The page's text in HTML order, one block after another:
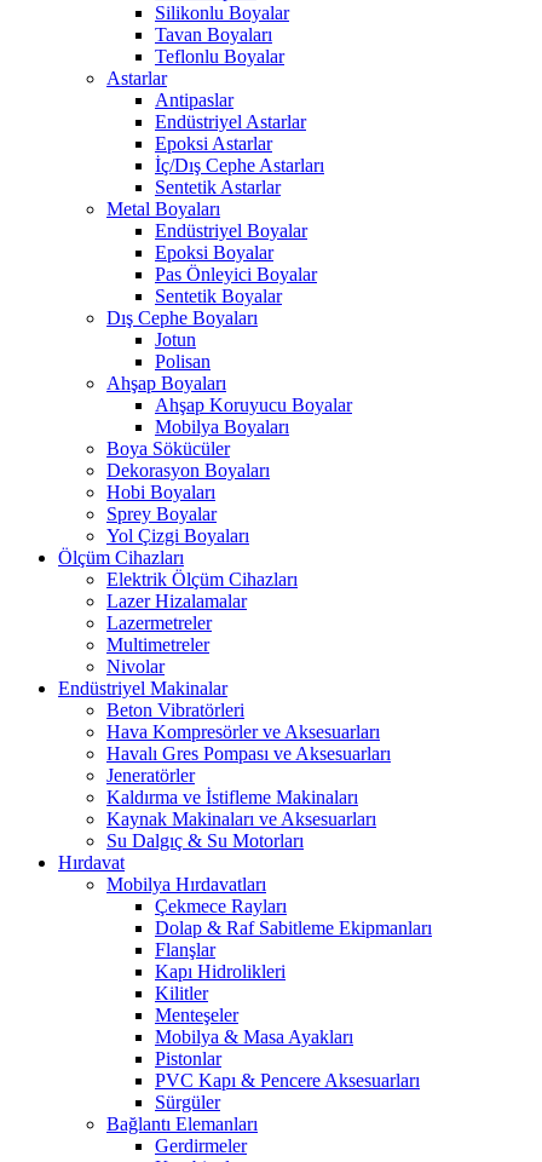
Silikonlu Boyalar
Tavan Boyaları
Teflonlu Boyalar
Astarlar
Antipaslar
Endüstriyel Astarlar
Epoksi Astarlar
İç/Dış Cephe Astarları
Sentetik Astarlar
Metal Boyaları
Endüstriyel Boyalar
Epoksi Boyalar
Pas Önleyici Boyalar
Sentetik Boyalar
Dış Cephe Boyaları
Jotun
Polisan
Ahşap Boyaları
Ahşap Koruyucu Boyalar
Mobilya Boyaları
Boya Sökücüler
Dekorasyon Boyaları
Hobi Boyaları
Sprey Boyalar
Yol Çizgi Boyaları
Ölçüm Cihazları
Elektrik Ölçüm Cihazları
Lazer Hizalamalar
Lazermetreler
Multimetreler
Nivolar
Endüstriyel Makinalar
Beton Vibratörleri
Hava Kompresörler ve Aksesuarları
Havalı Gres Pompası ve Aksesuarları
Jeneratörler
Kaldırma ve İstifleme Makinaları
Kaynak Makinaları ve Aksesuarları
Su Dalgıç & Su Motorları
Hırdavat
Mobilya Hırdavatları
Çekmece Rayları
Dolap & Raf Sabitleme Ekipmanları
Flanşlar
Kapı Hidrolikleri
Kilitler
Menteşeler
Mobilya & Masa Ayakları
Pistonlar
PVC Kapı & Pencere Aksesuarları
Sürgüler
Bağlantı Elemanları
Gerdirmeler